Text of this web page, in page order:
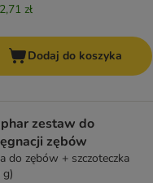
zł
Dodaj do koszyka
zestaw do
zębów
do zębów + szczoteczka
g)